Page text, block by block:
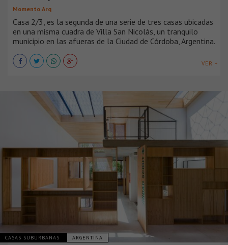
Momento Arq
Casa 2/3, es la segunda de una serie de tres casas ubicadas
en una misma cuadra de Villa San Nicolás, un tranquilo
municipio en las afueras de la Ciudad de Córdoba, Argentina.
VER +
CASAS SUBURBANAS ARGENTINA